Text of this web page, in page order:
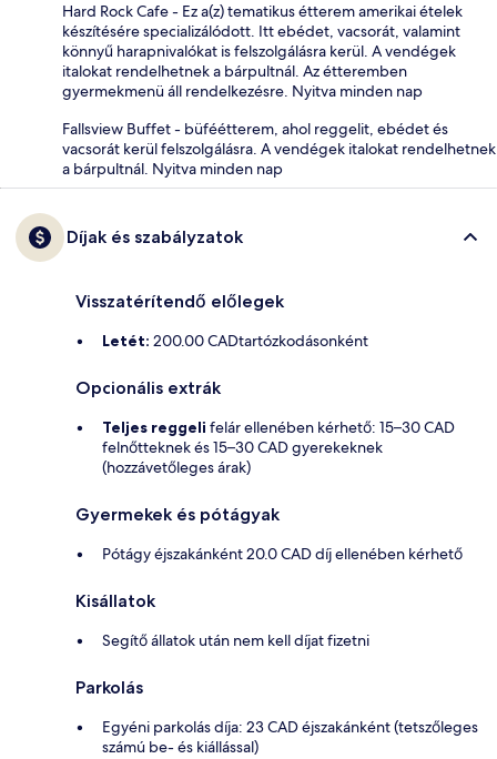
Hard Rock Cafe - Ez a(z) tematikus étterem amerikai ételek
készítésére specializálódott. Itt ebédet, vacsorát, valamint
könnyű harapnivalókat is felszolgálásra kerül. A vendégek
italokat rendelhetnek a bárpultnál. Az étteremben
gyermekmenü áll rendelkezésre. Nyitva minden nap
Fallsview Buffet - büféétterem, ahol reggelit, ebédet és
vacsorát kerül felszolgálásra. A vendégek italokat rendelhetnek
a bárpultnál. Nyitva minden nap
Díjak és szabályzatok
Visszatérítendő előlegek
Letét: 200.00 CADtartózkodásonként
Opcionális extrák
Teljes reggeli felár ellenében kérhető: 15–30 CAD
felnőtteknek és 15–30 CAD gyerekeknek
(hozzávetőleges árak)
Gyermekek és pótágyak
Pótágy éjszakánként 20.0 CAD díj ellenében kérhető
Kisállatok
Segítő állatok után nem kell díjat fizetni
Parkolás
Egyéni parkolás díja: 23 CAD éjszakánként (tetszőleges
számú be- és kiállással)